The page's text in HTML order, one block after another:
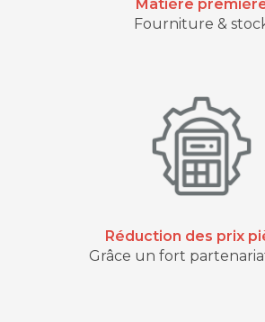
Matière
Fourniture &
Réduction des prix
Grâce un fort